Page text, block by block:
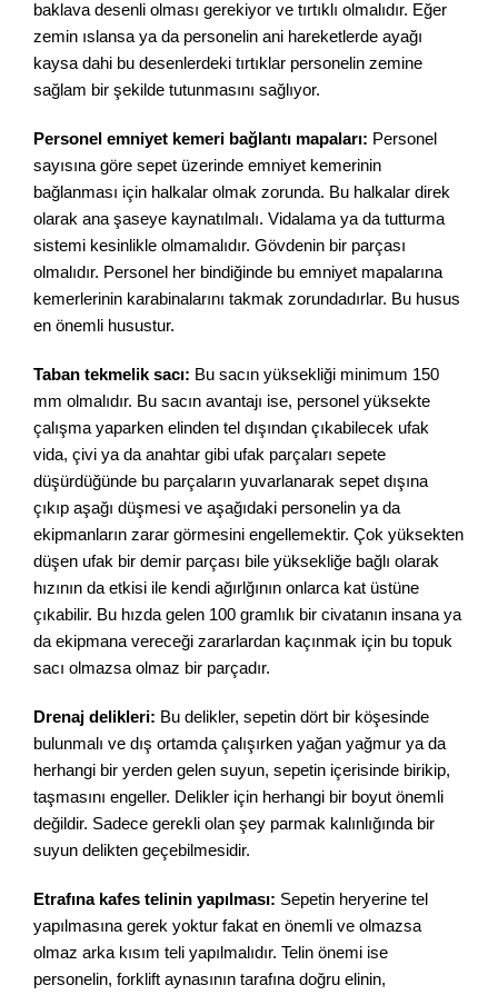
baklava desenli olması gerekiyor ve tırtıklı olmalıdır. Eğer
zemin ıslansa ya da personelin ani hareketlerde ayağı
kaysa dahi bu desenlerdeki tırtıklar personelin zemine
sağlam bir şekilde tutunmasını sağlıyor.
Personel emniyet kemeri bağlantı mapaları: Personel
sayısına göre sepet üzerinde emniyet kemerinin
bağlanması için halkalar olmak zorunda. Bu halkalar direk
olarak ana şaseye kaynatılmalı. Vidalama ya da tutturma
sistemi kesinlikle olmamalıdır. Gövdenin bir parçası
olmalıdır. Personel her bindiğinde bu emniyet mapalarına
kemerlerinin karabinalarını takmak zorundadırlar. Bu husus
en önemli husustur.
Taban tekmelik sacı: Bu sacın yüksekliği minimum 150
mm olmalıdır. Bu sacın avantajı ise, personel yüksekte
çalışma yaparken elinden tel dışından çıkabilecek ufak
vida, çivi ya da anahtar gibi ufak parçaları sepete
düşürdüğünde bu parçaların yuvarlanarak sepet dışına
çıkıp aşağı düşmesi ve aşağıdaki personelin ya da
ekipmanların zarar görmesini engellemektir. Çok yüksekten
düşen ufak bir demir parçası bile yüksekliğe bağlı olarak
hızının da etkisi ile kendi ağırlğının onlarca kat üstüne
çıkabilir. Bu hızda gelen 100 gramlık bir civatanın insana ya
da ekipmana vereceği zararlardan kaçınmak için bu topuk
sacı olmazsa olmaz bir parçadır.
Drenaj delikleri: Bu delikler, sepetin dört bir köşesinde
bulunmalı ve dış ortamda çalışırken yağan yağmur ya da
herhangi bir yerden gelen suyun, sepetin içerisinde birikip,
taşmasını engeller. Delikler için herhangi bir boyut önemli
değildir. Sadece gerekli olan şey parmak kalınlığında bir
suyun delikten geçebilmesidir.
Etrafına kafes telinin yapılması: Sepetin heryerine tel
yapılmasına gerek yoktur fakat en önemli ve olmazsa
olmaz arka kısım teli yapılmalıdır. Telin önemi ise
personelin, forklift aynasının tarafına doğru elinin,